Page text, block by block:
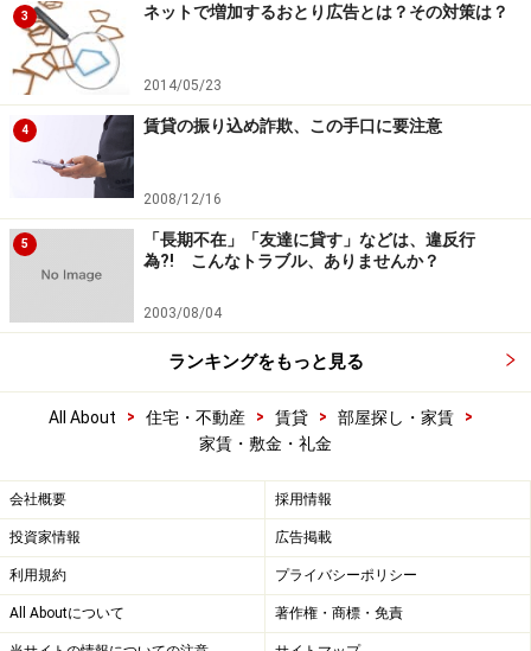
3 ネットで増加するおとり広告とは？その対策は？
2014/05/23
4 賃貸の振り込め詐欺、この手口に要注意
2008/12/16
5
「長期不在」「友達に貸す」などは、違反行
為?! こんなトラブル、ありませんか？
2003/08/04
ランキングをもっと見る
All About > 住宅・不動産 > 賃貸 > 部屋探し・家賃
>
家賃・敷金・礼金
会社概要 採用情報
投資家情報 広告掲載
利用規約 プライバシーポリシー
All Aboutについて 著作権・商標・免責